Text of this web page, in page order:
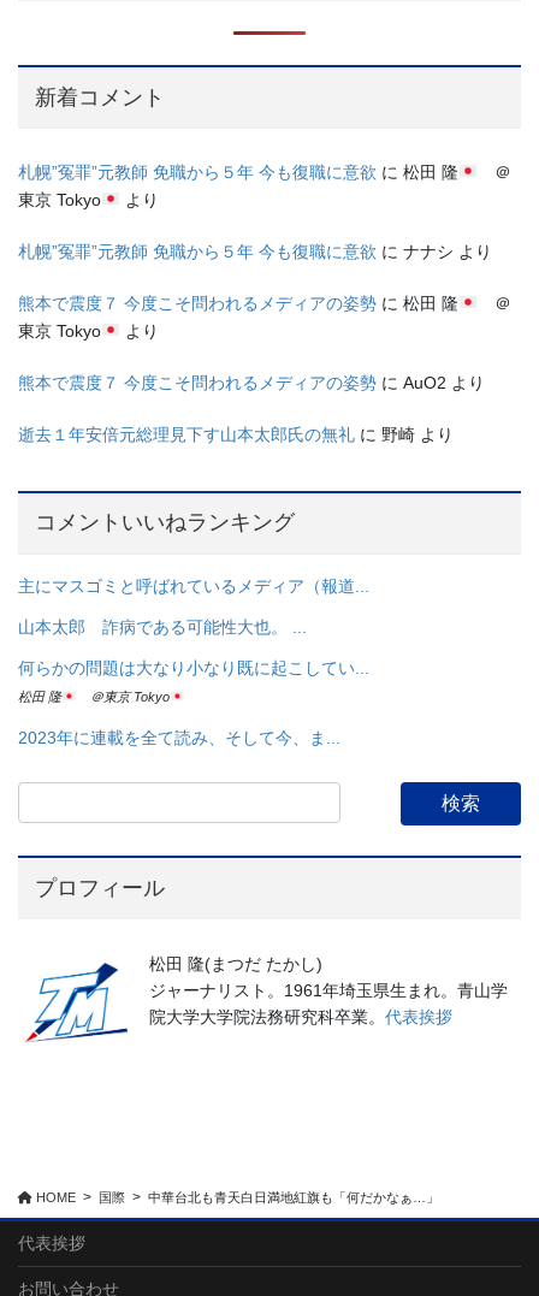
新着コメント
札幌”冤罪”元教師 免職から５年 今も復職に意欲 に 松田 隆
＠
東京 Tokyo
より
札幌”冤罪”元教師 免職から５年 今も復職に意欲 に ナナシ より
熊本で震度７ 今度こそ問われるメディアの姿勢 に 松田 隆
＠
東京 Tokyo
より
熊本で震度７ 今度こそ問われるメディアの姿勢 に AuO2 より
逝去１年安倍元総理見下す山本太郎氏の無礼 に 野崎 より
コメントいいねランキング
主にマスゴミと呼ばれているメディア（報道...
山本太郎 詐病である可能性大也。 ...
何らかの問題は大なり小なり既に起こしてい...
松田 隆 ＠東京 Tokyo
2023年に連載を全て読み、そして今、ま...
プロフィール
松田 隆(まつだ たかし)
ジャーナリスト。1961年埼玉県生まれ。青山学
院大学大学院法務研究科卒業。 代表挨拶
HOME 国際 中華台北も青天白日満地紅旗も「何だかなぁ…」
代表挨拶
お問い合わせ